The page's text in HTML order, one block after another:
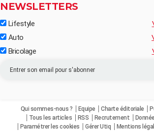
NEWSLETTERS
Lifestyle
Auto
Bricolage
Qui sommes-nous ? Equipe Charte éditoriale
Tous les articles
RSS Recrutement
Paramétrer les cookies
Gérer Utiq Mentions